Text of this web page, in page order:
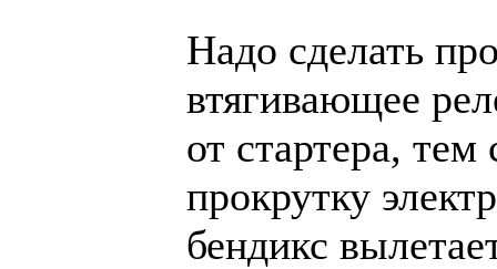
Надо сделать
втягивающее
от стартера,
прокрутку
бендикс